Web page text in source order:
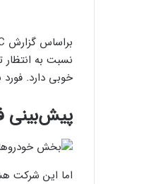
نسبت به انتظار
خوبی دارد. فورد برای
پیش‌بینی